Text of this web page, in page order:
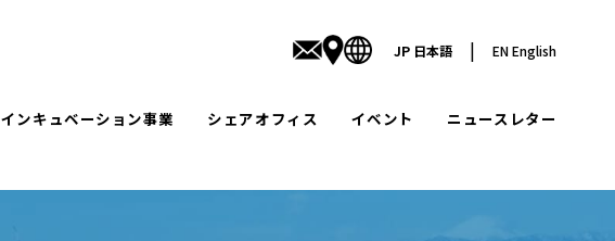
JP 日本語 |ENEnglish
インキュベーション事業 シェアオフィス イベント ニュースレター